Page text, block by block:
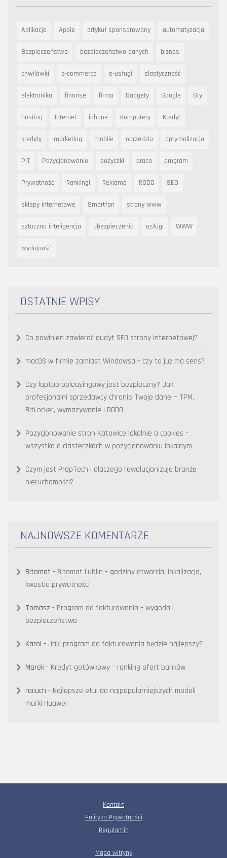
Aplikacje Apple artykuł sponsorowany automatyzacja
Bezpieczeństwo bezpieczeństwo danych biznes
chwilówki e-commerce e-usługi elastyczność
elektronika finanse firma Gadgety Google Gry
hosting Internet iphone Komputery Kredyt
kredyty marketing mobile narzędzia optymalizacja
PIT Pozycjonowanie pożyczki praca program
Prywatność Rankingi Reklama RODO SEO
sklepy internetowe Smartfon strony www
sztuczna inteligencja ubezpieczenia usługi WWW
wydajność
OSTATNIE WPISY
Co powinien zawierać audyt SEO strony internetowej?
macOS w firmie zamiast Windowsa – czy to już ma sens?
Czy laptop poleasingowy jest bezpieczny? Jak
profesjonalni sprzedawcy chronią Twoje dane — TPM,
BitLocker, wymazywanie i RODO
Pozycjonowanie stron Katowice lokalnie a cookies –
wszystko o ciasteczkach w pozycjonowaniu lokalnym
Czym jest PropTech i dlaczego rewolucjonizuje branżę
nieruchomości?
NAJNOWSZE KOMENTARZE
Bitomat - Bitomat Lublin – godziny otwarcia, lokalizacja,
kwestia prywatności
Tomasz - Program do fakturowania – wygoda i
bezpieczeństwo
Karol - Jaki program do fakturowania będzie najlepszy?
Marek - Kredyt gotówkowy – ranking ofert banków
racuch - Najlepsze etui do najpopularniejszych modeli
marki Huawei
Kontakt
Polityka Prywatności
Regulamin
Mapa witryny